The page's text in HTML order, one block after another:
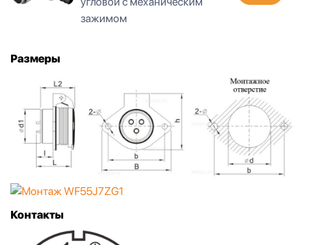
зажимом
Размеры
Контакты